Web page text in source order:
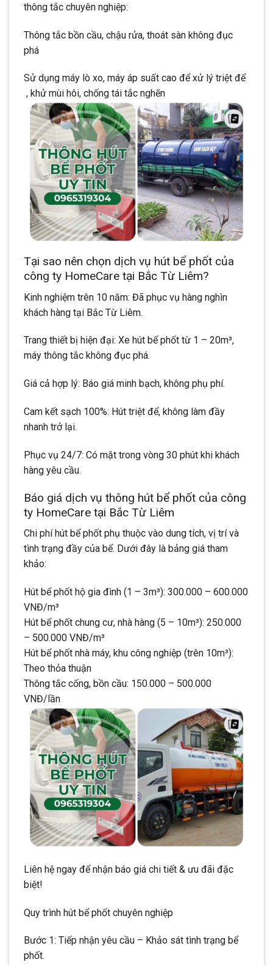
thông tắc chuyên nghiệp:
Thông tắc bồn cầu, chậu rửa, thoát sàn không đục
phá
Sử dụng máy lò xo, máy áp suất cao để xử lý triệt để
, khử mùi hôi, chống tái tắc nghẽn
Tại sao nên chọn dịch vụ hút bể phốt của
công ty HomeCare tại Bắc Từ Liêm?
Kinh nghiệm trên 10 năm: Đã phục vụ hàng nghìn
khách hàng tại Bắc Từ Liêm.
Trang thiết bị hiện đại: Xe hút bể phốt từ 1 – 20m³,
máy thông tắc không đục phá.
Giá cả hợp lý: Báo giá minh bạch, không phụ phí.
Cam kết sạch 100%: Hút triệt để, không làm đầy
nhanh trở lại.
Phục vụ 24/7: Có mặt trong vòng 30 phút khi khách
hàng yêu cầu.
Báo giá dịch vụ thông hút bể phốt của công
ty HomeCare tại Bắc Từ Liêm
Chi phí hút bể phốt phụ thuộc vào dung tích, vị trí và
tình trạng đầy của bể. Dưới đây là bảng giá tham
khảo:
Hút bể phốt hộ gia đình (1 – 3m³): 300.000 – 600.000
VNĐ/m³
Hút bể phốt chung cư, nhà hàng (5 – 10m³): 250.000
– 500.000 VNĐ/m³
Hút bể phốt nhà máy, khu công nghiệp (trên 10m³):
Theo thỏa thuận
Thông tắc cống, bồn cầu: 150.000 – 500.000
VNĐ/lần
Liên hệ ngay để nhận báo giá chi tiết & ưu đãi đặc
biệt!
Quy trình hút bể phốt chuyên nghiệp
Bước 1: Tiếp nhận yêu cầu – Khảo sát tình trạng bể
phốt.